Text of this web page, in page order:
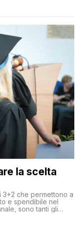
la scelta
3+2 che permettono a
e spendibile nel
sono tanti gli
volta raggiunto